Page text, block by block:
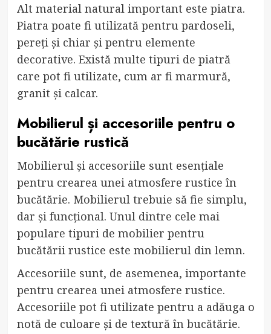
Alt material natural important este piatra.
Piatra poate fi utilizată pentru pardoseli,
pereți și chiar și pentru elemente
decorative. Există multe tipuri de piatră
care pot fi utilizate, cum ar fi marmură,
granit și calcar.
Mobilierul și accesoriile pentru o
bucătărie rustică
Mobilierul și accesoriile sunt esențiale
pentru crearea unei atmosfere rustice în
bucătărie. Mobilierul trebuie să fie simplu,
dar și funcțional. Unul dintre cele mai
populare tipuri de mobilier pentru
bucătării rustice este mobilierul din lemn.
Accesoriile sunt, de asemenea, importante
pentru crearea unei atmosfere rustice.
Accesoriile pot fi utilizate pentru a adăuga o
notă de culoare și de textură în bucătărie.